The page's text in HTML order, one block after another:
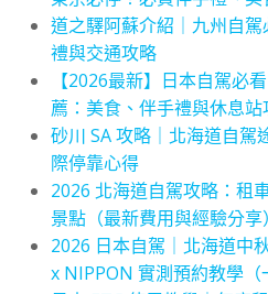
道之驛阿蘇介紹｜九州自
禮與交通攻略
【2026最新】日本自駕必
薦：美食、伴手禮與休息站
砂川 SA 攻略｜北海道自駕
際停靠心得
2026 北海道自駕攻略：租
景點（最新費用與經驗分享）
2026 日本自駕｜北海道中
x NIPPON 實測預約教學（